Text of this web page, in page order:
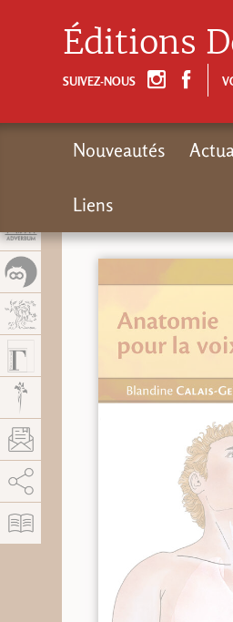
Éditions
SUIVEZ-NOUS
Nouveautés
Liens
AddThis está deshabilitado. Permitir